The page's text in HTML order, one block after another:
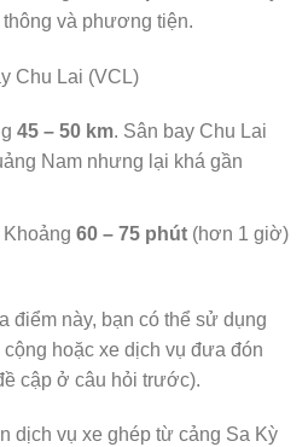
và phương tiện.
Chu Lai (VCL)
45 – 50 km. Sân bay Chu Lai
Nam nhưng lại khá gần
Khoảng 60 – 75 phút(hơn 1 giờ)
điểm này, bạn có thể sử dụng
hoặc xe dịch vụ đưa đón
cập ở câu hỏi trước).
dịch vụ xe ghép từ cảng Sa Kỳ